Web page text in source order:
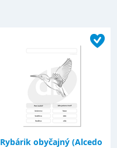
Rybárik obyčajný (Alcedo